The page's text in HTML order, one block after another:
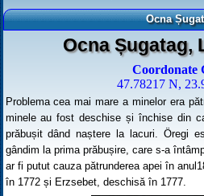
Ocna
Ocna Șugatag,
Coordonate
47.78217 N,
Problema cea mai mare a minelor era
minele au fost deschise și închise din
prăbușit dând naștere la lacuri. Öregi
gândim la prima prăbușire, care s-a
ar fi putut cauza pătrunderea apei în
în 1772 și Erzsebet, deschisă în 1777.